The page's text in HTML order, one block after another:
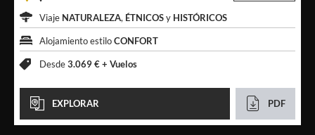
Viaje NATURALEZA, ÉTNICOSy HISTÓRICOS
Alojamiento estiloCONFORT
Desde3.069 € + Vuelos
EXPLORAR PDF